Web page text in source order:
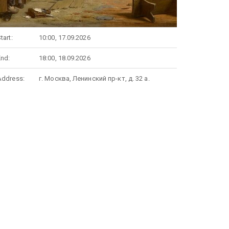
10:00, 17.09.2026
18:00, 18.09.2026
г. Москва, Ленинский пр-кт, д. 32 а.